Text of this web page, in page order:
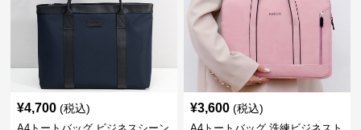
¥4,700 (税込) ¥3,600 (税込)